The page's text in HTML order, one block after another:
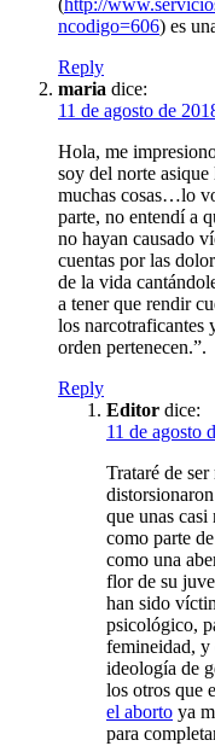
(http://
ncodigo=606) es
Reply
maria dice:
11 de agosto de
Hola, me
soy del norte asique
muchas cosas…lo
parte, no entendí a
no hayan causado
cuentas por las
de la vida
a tener que rendir
los narcotraficantes
orden pertenecen.”.
Reply
Editor dice:
11 de agosto
Trataré de
que unas
como parte
como una
flor de su
han sido
psicológico,
femineidad, y
ideología de
los otros que
el aborto ya
para